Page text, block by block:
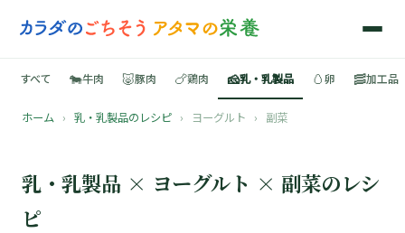
📚
すべて 🐄牛肉 🐷豚肉 🍗鶏肉 🧀乳・乳製品 🥚卵 🥓加工品
ホーム › 乳・乳製品のレシピ › ヨーグルト › 副菜
乳・乳製品 × ヨーグルト × 副菜のレシ
ピ